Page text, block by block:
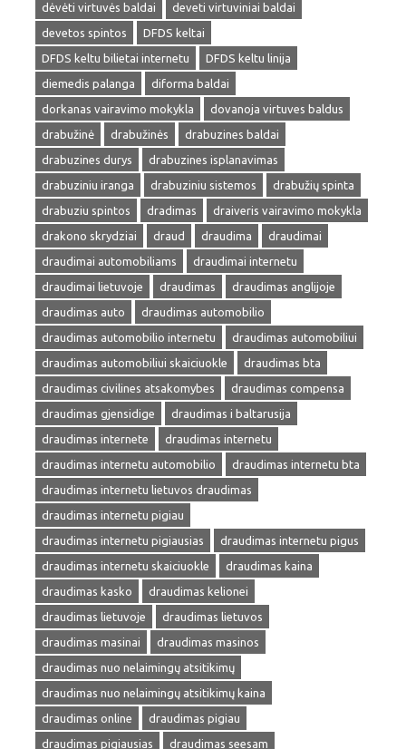
dėvėti virtuvės baldai
deveti virtuviniai baldai
devetos spintos
DFDS keltai
DFDS keltu bilietai internetu
DFDS keltu linija
diemedis palanga
diforma baldai
dorkanas vairavimo mokykla
dovanoja virtuves baldus
drabužinė
drabužinės
drabuzines baldai
drabuzines durys
drabuzines isplanavimas
drabuziniu iranga
drabuziniu sistemos
drabužių spinta
drabuziu spintos
dradimas
draiveris vairavimo mokykla
drakono skrydziai
draud draudima
draudimai
draudimai automobiliams
draudimai internetu
draudimai lietuvoje
draudimas
draudimas anglijoje
draudimas auto
draudimas automobilio
draudimas automobilio internetu
draudimas automobiliui
draudimas automobiliui skaiciuokle
draudimas bta
draudimas civilines atsakomybes
draudimas compensa
draudimas gjensidige
draudimas i baltarusija
draudimas internete
draudimas internetu
draudimas internetu automobilio
draudimas internetu bta
draudimas internetu lietuvos draudimas
draudimas internetu pigiau
draudimas internetu pigiausias
draudimas internetu pigus
draudimas internetu skaiciuokle
draudimas kaina
draudimas kasko
draudimas kelionei
draudimas lietuvoje
draudimas lietuvos
draudimas masinai
draudimas masinos
draudimas nuo nelaimingų atsitikimų
draudimas nuo nelaimingų atsitikimų kaina
draudimas online
draudimas pigiau
draudimas pigiausias
draudimas seesam